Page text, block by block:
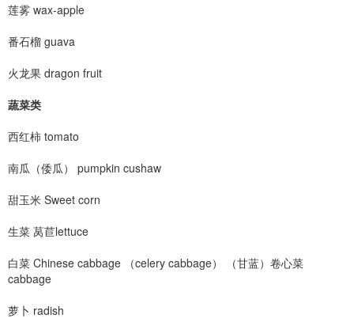
莲雾 wax-apple
番石榴 guava
火龙果 dragon fruit
蔬菜类
西红柿 tomato
南瓜（倭瓜） pumpkin cushaw
甜玉米 Sweet corn
生菜 莴苣lettuce
白菜 Chinese cabbage （celery cabbage） （甘蓝）卷心菜
cabbage
萝卜 radish